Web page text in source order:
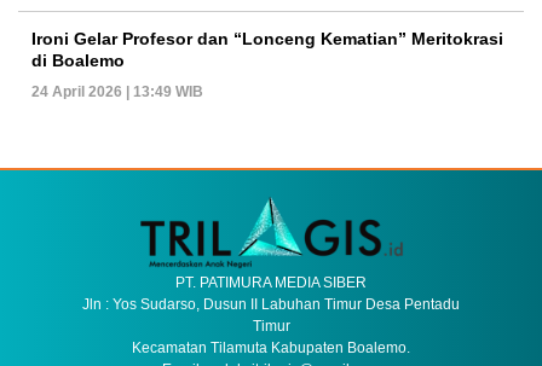
Ironi Gelar Profesor dan “Lonceng Kematian” Meritokrasi
di Boalemo
24 April 2026 | 13:49 WIB
PT. PATIMURA MEDIA SIBER
Jln : Yos Sudarso, Dusun II Labuhan Timur Desa Pentadu
Timur
Kecamatan Tilamuta Kabupaten Boalemo.